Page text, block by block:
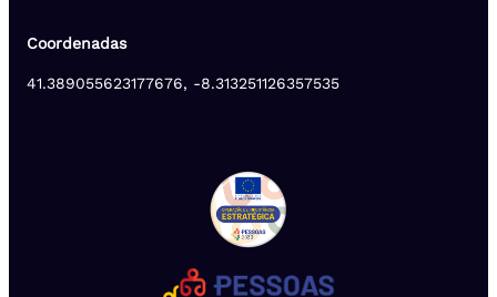
Coordenadas
41.389055623177676, -8.313251126357535